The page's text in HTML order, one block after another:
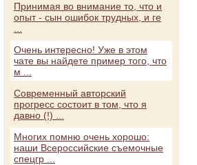
Принимая во внимание то, что и
опыт - сын ошибок трудных, и ге
Очень интересно! Уже в этом
чате вы найдете пример того, что
м ...
Современный авторский
прогресс состоит в том, что я
давно (!) ...
Многих помню очень хорошо:
наши Всероссийские съемочные
спецгр ...